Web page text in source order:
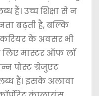
हैं। उच्च शिक्षा से न
बढ़ती है, बल्कि
करियर के अवसर भी
के लिए मास्टर ऑफ लॉ
पोस्ट ग्रेजुएट
हैं। इसके अलावा